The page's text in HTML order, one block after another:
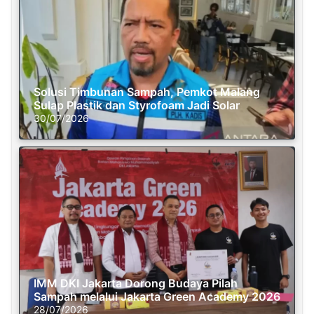
Solusi Timbunan Sampah, Pemkot Malang
Sulap Plastik dan Styrofoam Jadi Solar
30/07/2026
IMM DKI Jakarta Dorong Budaya Pilah
Sampah melalui Jakarta Green Academy 2026
28/07/2026